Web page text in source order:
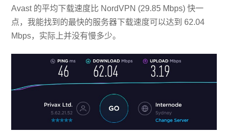
Avast 的平均下载速度比 NordVPN (29.85 Mbps) 快一
点，我能找到的最快的服务器下载速度可以达到 62.04
Mbps，实际上并没有慢多少。